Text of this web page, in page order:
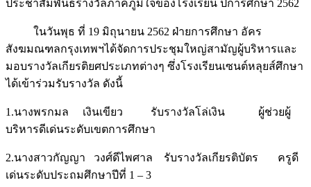
ประชาสัมพันธ์รางวัลภาคภูมิใจของโรงเรียน ปีการศึกษา 2562
ในวันพุธ ที่ 19 มิถุนายน 2562 ฝ่ายการศึกษา อัคร
สังฆมณฑลกรุงเทพฯได้จัดการประชุมใหญ่สามัญผู้บริหารและ
มอบรางวัลเกียรติยศประเภทต่างๆ ซึ่งโรงเรียนเซนต์หลุยส์ศึกษา
ได้เข้าร่วมรับรางวัล ดังนี้
1.นางพรกมล เงินเขียว รับรางวัลโล่เงิน ผู้ช่วยผู้
บริหารดีเด่นระดับเขตการศึกษา
2.นางสาวกัญญา วงศ์ดีไพศาล รับรางวัลเกียรติบัตร ครูดี
เด่นระดับประถมศึกษาปีที่ 1 – 3